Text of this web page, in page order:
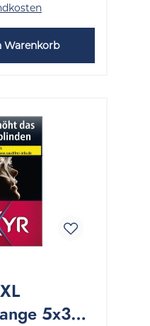
Warenkorb
5x39